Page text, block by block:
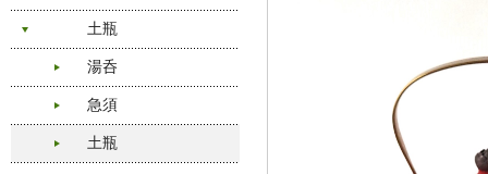
土瓶
湯呑
急須
土瓶